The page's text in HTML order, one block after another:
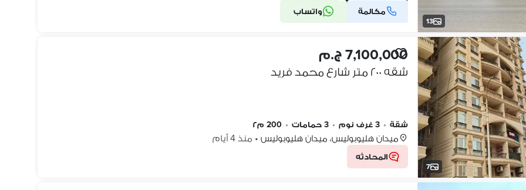
13
مكالمة واتساب شركة موثقة
7
7,100,000 ج.م
شقه ٢٠٠ متر شارع محمد فريد
شقة • 3 غرف نوم • 3 حمامات • 200 م٢
ميدان هليوبوليس، ميدان هليوبوليس • منذ 4 أيام
المحادثه